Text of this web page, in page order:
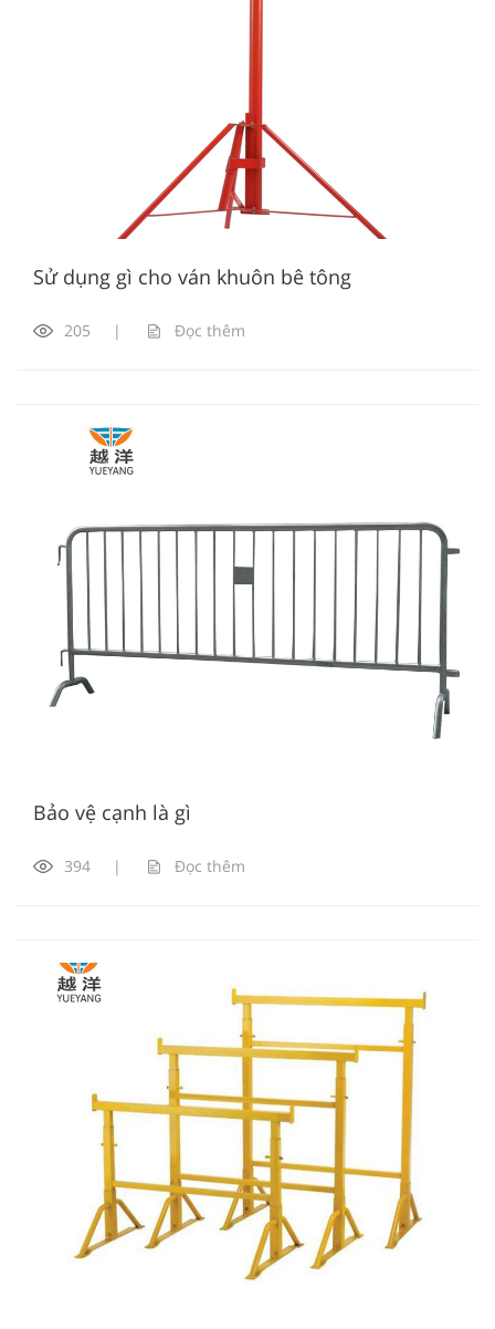
Sử dụng gì cho ván khuôn bê tông
205 | Đọc thêm
Bảo vệ cạnh là gì
394 | Đọc thêm